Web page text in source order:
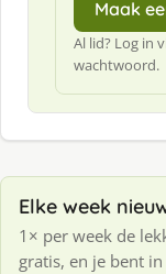
Maak
Al lid? Log in
wachtwoord.
Elke week
1× per week de
gratis, en je bent